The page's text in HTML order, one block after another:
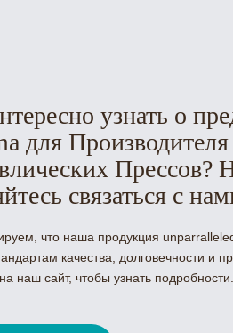
узнать о
для Производителя
Прессов?
связаться с
что наша продукция
качества, долговечности и
наш сайт, чтобы узнать подробности.